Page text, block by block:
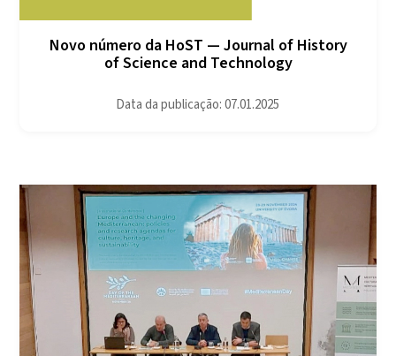
Novo número da HoST — Journal of History
of Science and Technology
Data da publicação: 07.01.2025